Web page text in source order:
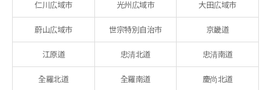
仁川広域市 光州広域市 大田広域市
蔚山広域市 世宗特別自治市 京畿道
江原道 忠清北道 忠清南道
全羅北道 全羅南道 慶尚北道